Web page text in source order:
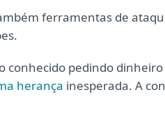
ferramentas de
conhecido pedindo
herança inesperada. A